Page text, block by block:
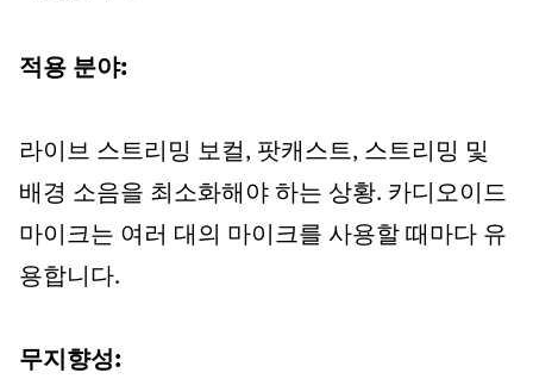
적용 분야:
라이브 스트리밍 보컬, 팟캐스트, 스트리밍 및
배경 소음을 최소화해야 하는 상황. 카디오이드
마이크는 여러 대의 마이크를 사용할 때마다 유
용합니다.
무지향성: